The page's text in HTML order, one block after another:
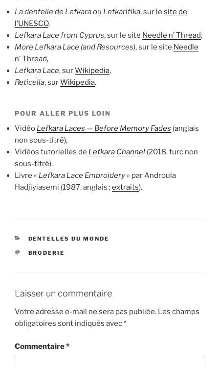
La dentelle de Lefkara ou Lefkaritika, sur le site de
l’UNESCO,
Lefkara Lace from Cyprus, sur le site Needle n’ Thread,
More Lefkara Lace (and Resources), sur le site Needle
n’ Thread,
Lefkara Lace, surWikipedia,
Reticella, surWikipedia.
POUR ALLER PLUS LOIN
Vidéo Lefkara Laces — Before Memory Fades (anglais
non sous-titré),
Vidéos tutorielles de Lefkara Channel (2018, turc non
sous-titré),
Livre « Lefkara Lace Embroidery » par Androula
Hadjiyiasemi (1987, anglais ;extraits).
CATÉGORIES
DENTELLES DU MONDE
ÉTIQUETTES
BRODERIE
Laisser un commentaire
Votre adresse e-mail ne sera pas publiée. Les champs
obligatoires sont indiqués avec*
Commentaire*